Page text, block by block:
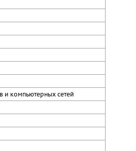
и компьютерных сетей